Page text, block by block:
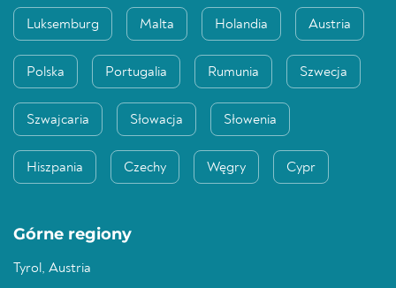
Luksemburg Malta Holandia Austria
Polska Portugalia Rumunia Szwecja
Szwajcaria Słowacja Słowenia
Hiszpania Czechy Węgry Cypr
Górne regiony
Tyrol, Austria